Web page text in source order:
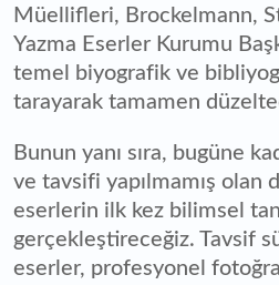
Müellifleri, Brockelmann,
Yazma Eserler Kurumu
temel biyografik ve
tarayarak tamamen
Bunun yanı sıra, bugüne
ve tavsifi yapılmamış olan
eserlerin ilk kez bilimsel
gerçekleştireceğiz. Tavsif
eserler, profesyonel